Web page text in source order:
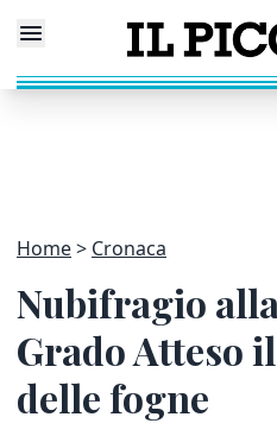
Home Cronaca
Nubifragio
Grado Atteso
delle fogne